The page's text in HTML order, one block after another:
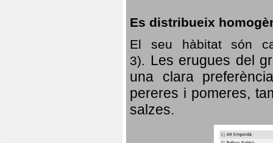
Es distribueix
El seu hàbitat són
3). Les erugues del
una clara
pereres i pomeres,
salzes.